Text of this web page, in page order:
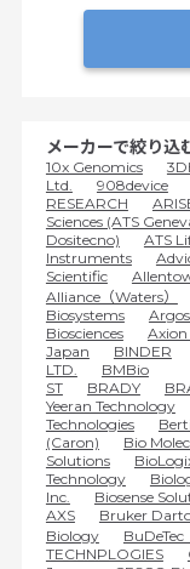
メーカーで絞り込
10x Genomics
Ltd.
908device
RESEARCH
Sciences (ATS
Dositecno)
ATS
Instruments
Scientific
Alliance（Waters）
Biosystems
Biosciences
Axion
Japan
BINDER
LTD.
BMBio
ST
BRADY
Yeeran Technology
Technologies
(Caron)
Bio
Solutions
Technology
Inc.
Biosense
AXS
Bruker
Biology
BuDeTec
TECHNPLOGIES